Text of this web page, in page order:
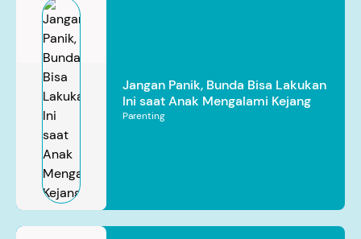
Jangan Panik, Bunda Bisa Lakukan
Ini saat Anak Mengalami Kejang
Parenting